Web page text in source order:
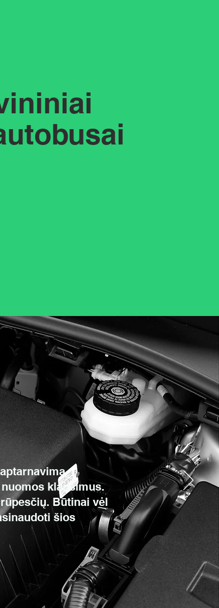
klausimus.
Būtinai vėl
šios